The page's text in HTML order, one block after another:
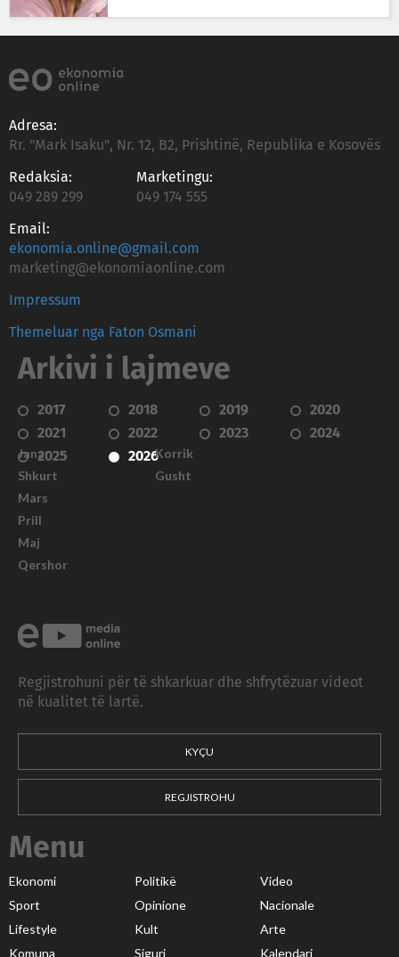
Adresa:
Rr. "Mark Isaku", Nr. 12, B2, Prishtinë, Republika e Kosovës
Redaksia:
049 289 299
Marketingu:
049 174 555
Email:
ekonomia.online@gmail.com
marketing@ekonomiaonline.com
Impressum
Themeluar nga Faton Osmani
Arkivi i lajmeve
2017 2018 2019
2020
2021
2022 2023
2024
2025
2026
Janar
Shkurt
Mars
Prill
Maj
Qershor
Korrik
Gusht
Regjistrohuni për të shkarkuar dhe shfrytëzuar videot
në kualitet të lartë.
KYÇU
REGJISTROHU
Menu
Ekonomi Politikë
Video
Sport
Opinione
Nacionale
Lifestyle
Kult
Arte
Komuna
Siguri Kalendari